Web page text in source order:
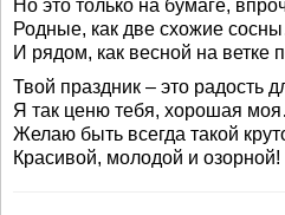
Но это только на бумаге,
Родные, как две схожие
И рядом, как весной на ветке
Твой праздник – это радость
Я так ценю тебя, хорошая
Желаю быть всегда такой
Красивой, молодой и озорной!